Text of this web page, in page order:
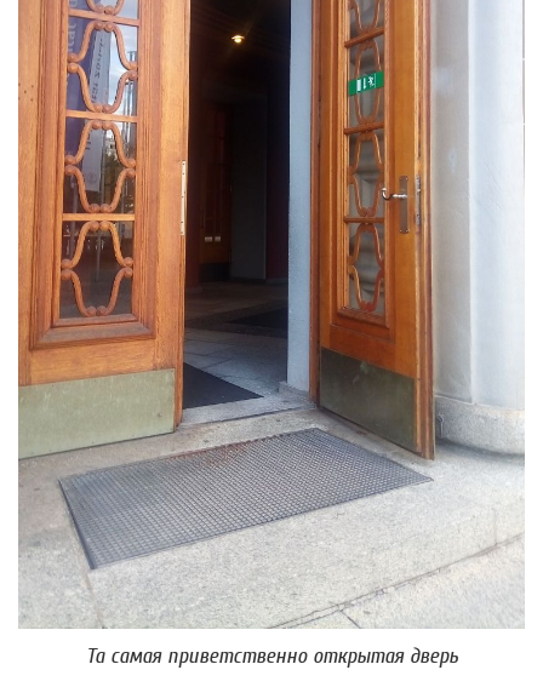
Та самая приветственно открытая дверь